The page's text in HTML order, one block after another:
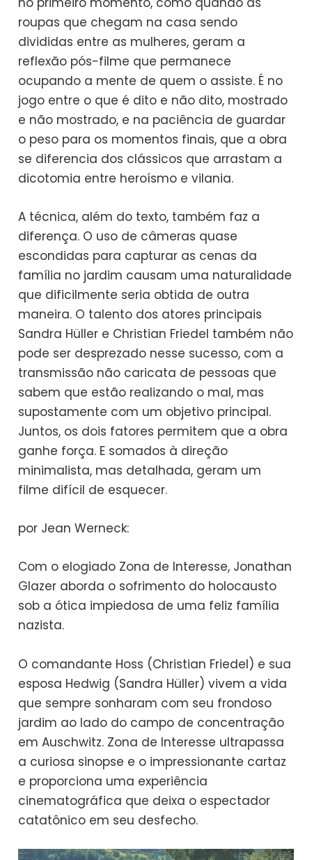
roupas que chegam na casa sendo
divididas entre as mulheres, geram a
reflexão pós-filme que permanece
ocupando a mente de quem o assiste. É no
jogo entre o que é dito e não dito, mostrado
e não mostrado, e na paciência de guardar
o peso para os momentos finais, que a obra
se diferencia dos clássicos que arrastam a
dicotomia entre heroísmo e vilania.
A técnica, além do texto, também faz a
diferença. O uso de câmeras quase
escondidas para capturar as cenas da
família no jardim causam uma naturalidade
que dificilmente seria obtida de outra
maneira. O talento dos atores principais
Sandra Hüller e Christian Friedel também não
pode ser desprezado nesse sucesso, com a
transmissão não caricata de pessoas que
sabem que estão realizando o mal, mas
supostamente com um objetivo principal.
Juntos, os dois fatores permitem que a obra
ganhe força. E somados à direção
minimalista, mas detalhada, geram um
filme difícil de esquecer.
por Jean Werneck:
Com o elogiado Zona de Interesse, Jonathan
Glazer aborda o sofrimento do holocausto
sob a ótica impiedosa de uma feliz família
nazista.
O comandante Hoss (Christian Friedel) e sua
esposa Hedwig (Sandra Hüller) vivem a vida
que sempre sonharam com seu frondoso
jardim ao lado do campo de concentração
em Auschwitz. Zona de Interesse ultrapassa
a curiosa sinopse e o impressionante cartaz
e proporciona uma experiência
cinematográfica que deixa o espectador
catatônico em seu desfecho.